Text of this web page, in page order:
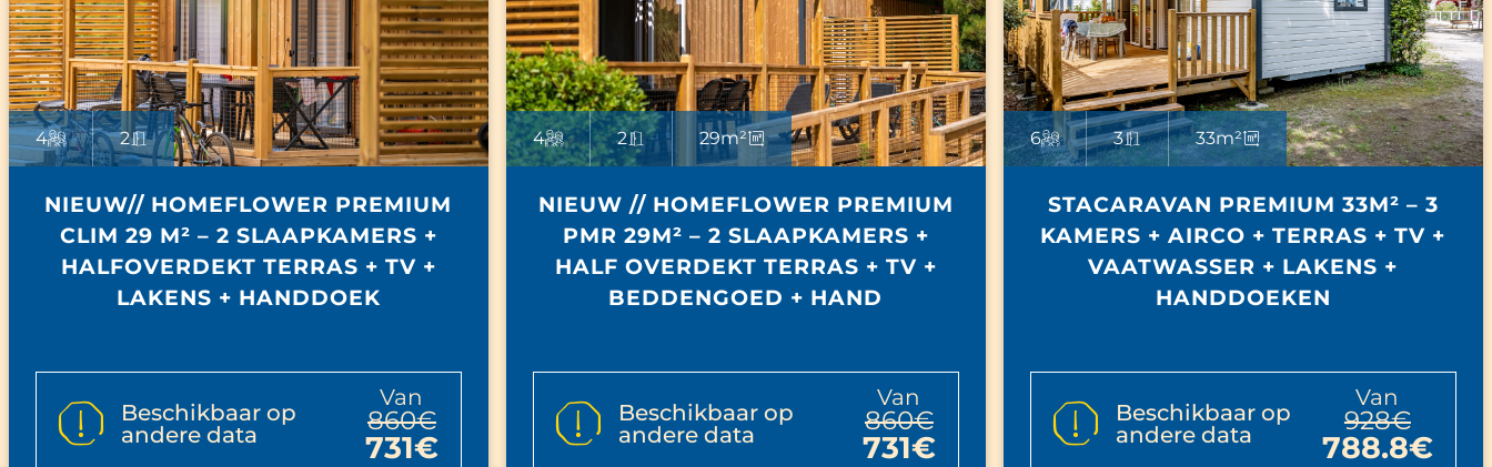
4 2
NIEUW// HOMEFLOWER PREMIUM
CLIM 29 M² – 2 SLAAPKAMERS +
HALFOVERDEKT TERRAS + TV +
LAKENS + HANDDOEK
Beschikbaar op
andere data
van
860€
731€
4 2 29m²
NIEUW // HOMEFLOWER PREMIUM
PMR 29M² – 2 SLAAPKAMERS +
HALF OVERDEKT TERRAS + TV +
BEDDENGOED + HAND
Beschikbaar op
andere data
van
860€
731€
6 3 33m²
STACARAVAN PREMIUM 33M² – 3
KAMERS + AIRCO + TERRAS + TV +
VAATWASSER + LAKENS +
HANDDOEKEN
Beschikbaar op
andere data
van
928€
788.8€